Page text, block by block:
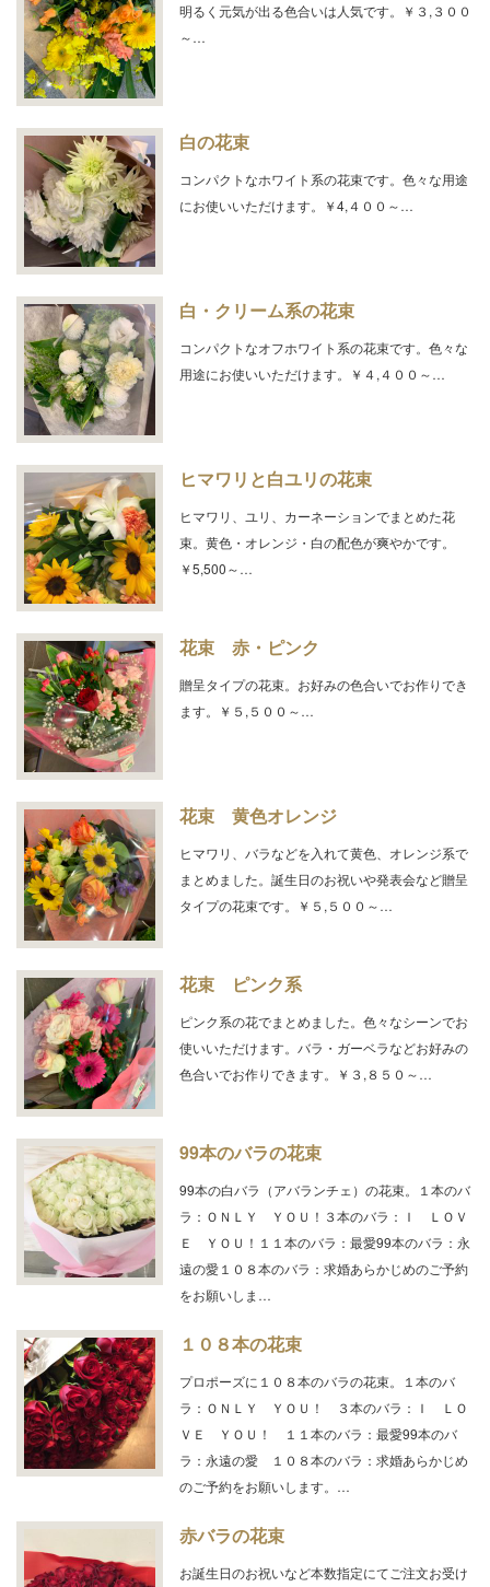
明るく元気が出る色合いは人気です。￥３,３００
～…
白の花束
コンパクトなホワイト系の花束です。色々な用途
にお使いいただけます。￥4,４００～…
白・クリーム系の花束
コンパクトなオフホワイト系の花束です。色々な
用途にお使いいただけます。￥４,４００～…
ヒマワリと白ユリの花束
ヒマワリ、ユリ、カーネーションでまとめた花
束。黄色・オレンジ・白の配色が爽やかです。
￥5,500～…
花束 赤・ピンク
贈呈タイプの花束。お好みの色合いでお作りでき
ます。￥５,５００～…
花束 黄色オレンジ
ヒマワリ、バラなどを入れて黄色、オレンジ系で
まとめました。誕生日のお祝いや発表会など贈呈
タイプの花束です。￥５,５００～…
花束 ピンク系
ピンク系の花でまとめました。色々なシーンでお
使いいただけます。バラ・ガーベラなどお好みの
色合いでお作りできます。￥３,８５０～…
99本のバラの花束
99本の白バラ（アバランチェ）の花束。１本のバ
ラ：ＯＮＬＹ ＹＯＵ！３本のバラ：Ｉ ＬＯＶ
Ｅ ＹＯＵ！１１本のバラ：最愛99本のバラ：永
遠の愛１０８本のバラ：求婚あらかじめのご予約
をお願いしま…
１０８本の花束
プロポーズに１０８本のバラの花束。１本のバ
ラ：ＯＮＬＹ ＹＯＵ！ ３本のバラ：Ｉ ＬＯ
ＶＥ ＹＯＵ！ １１本のバラ：最愛99本のバ
ラ：永遠の愛 １０８本のバラ：求婚あらかじめ
のご予約をお願いします。…
赤バラの花束
お誕生日のお祝いなど本数指定にてご注文お受け